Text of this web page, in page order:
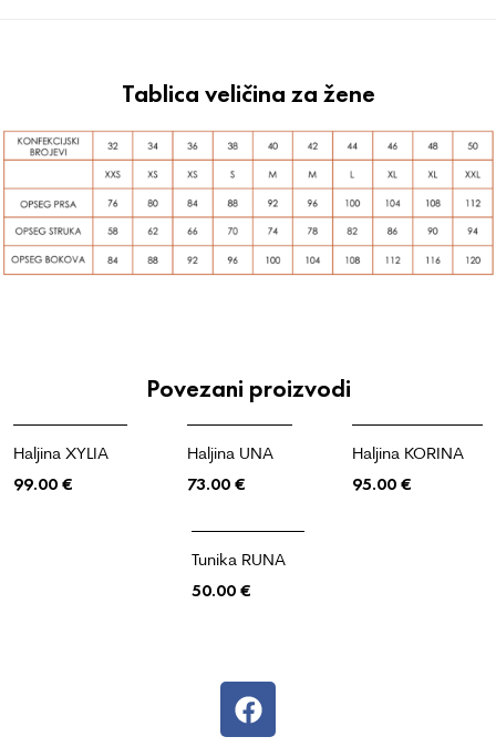
Tablica veličina za žene
Povezani proizvodi
Haljina XYLIA
99.00 €
Haljina UNA
73.00 €
Haljina KORINA
95.00 €
Tunika RUNA
50.00 €